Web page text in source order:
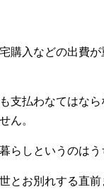
購入などの出費
支払わなてはな
ん。
らしというのはう
とお別れする直